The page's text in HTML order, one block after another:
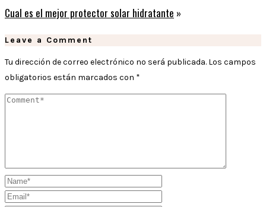
Cual es el mejor protector solar hidratante »
Leave a Comment
Tu dirección de correo electrónico no será publicada. Los campos
obligatorios están marcados con *